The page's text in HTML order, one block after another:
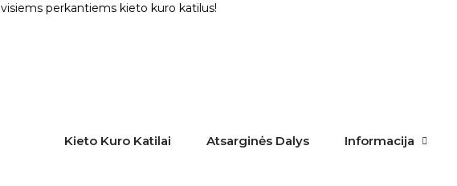
visiems perkantiems kieto kuro katilus!
Kieto Kuro Katilai Atsarginės Dalys Informacija